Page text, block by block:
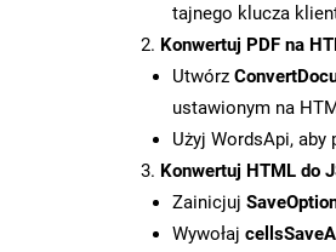
tajnego klucza
Konwertuj PDF na
Utwórz
ustawionym na
Użyj WordsApi,
Konwertuj HTML do
Zainicjuj
Wywołaj